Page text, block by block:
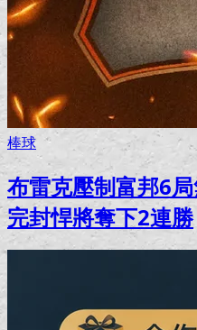
棒球
布雷克壓制富邦6
完封悍將奪下2連勝